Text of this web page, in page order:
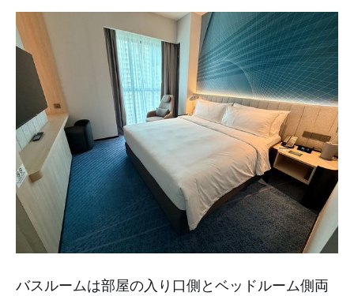
バスルームは部屋の入り口側とベッドルーム側両